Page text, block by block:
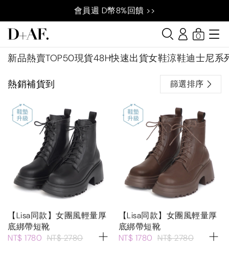
會員週 D幣8%回饋 >>
新品熱賣TOP50現貨48H快速出貨女鞋涼鞋迪士尼系
0
熱銷補貨到 篩選排序
【Lisa同款】女團風輕量厚
底綁帶短靴
NT$ 1780 NT$ 2780
【Lisa同款】女團風輕量厚
底綁帶短靴
NT$ 1780 NT$ 2780